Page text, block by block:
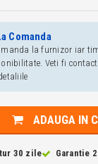
Comanda
la furnizor iar
Veti fi
ADAUGA IN
30 zile Garantie